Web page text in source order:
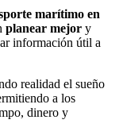
marítimo en
planear mejor y
información útil a
realidad el sueño
a los
dinero y